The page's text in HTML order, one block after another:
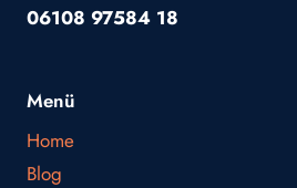
06108 97584 18
Menü
Home
Blog